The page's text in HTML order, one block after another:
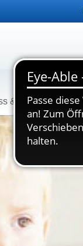
& Gesundheit